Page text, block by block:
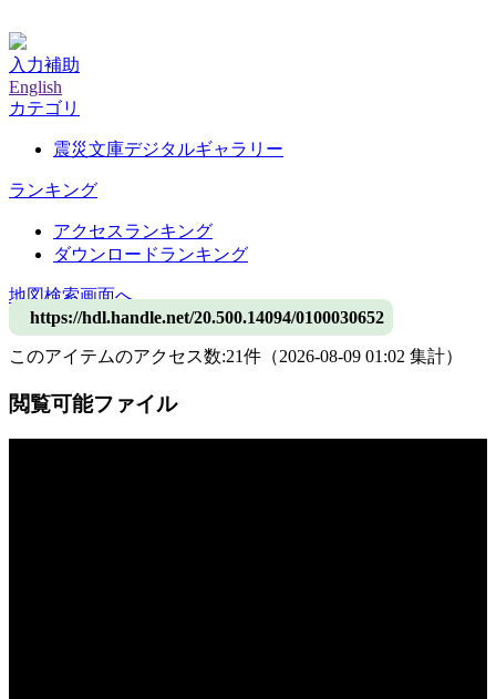
入力補助
English
カテゴリ
震災文庫デジタルギャラリー
ランキング
アクセスランキング
ダウンロードランキング
地図検索画面へ
https://hdl.handle.net/20.500.14094/0100030652
このアイテムのアクセス数:21件 （2026-08-09 01:02 集計）
閲覧可能ファイル